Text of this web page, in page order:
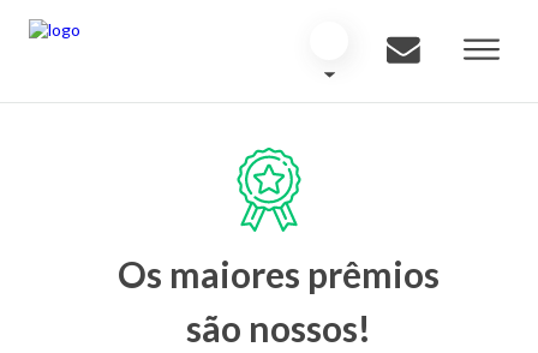
Os maiores prêmios
são nossos!